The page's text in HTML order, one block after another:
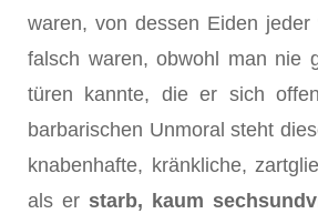
waren, von dessen Eiden
falsch waren, obwohl man nie
türen kannte, die er sich
barbarischen Unmoral steht
knabenhafte, kränkliche,
als er starb, kaum